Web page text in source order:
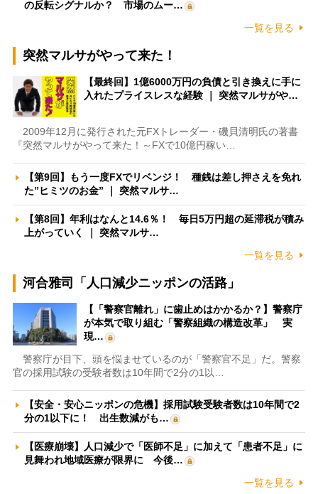
の反転シグナルか？ 市場のムー…
一覧を見る
突然マルサがやって来た！
【最終回】1億6000万円の負債と引き換えに手に
入れたプライスレスな経験 ｜ 突然マルサがや…
2009年12月に発行された元FXトレーダー・磯貝清明氏の著書
『突然マルサがやって来た！～FXで10億円稼い…
【第9回】もう一度FXでリベンジ！ 種銭は差し押さえを免れ
た”ヒミツのお金” ｜ 突然マルサ…
【第8回】年利はなんと14.6％！ 毎日5万円超の延滞税が積み
上がっていく ｜ 突然マルサ…
一覧を見る
河合雅司「人口減少ニッポンの活路」
【「警察官離れ」に歯止めはかかるか？】警察庁
が本気で取り組む「警察組織の構造改革」 実
現…
警察庁が目下、頭を悩ませているのが「警察官不足」だ。警察
官の採用試験の受験者数は10年間で2分の1以…
【安全・安心ニッポンの危機】採用試験受験者数は10年間で2
分の1以下に！ 出生数減がも…
【医療崩壊】人口減少で「医師不足」に加えて「患者不足」に
見舞われ地域医療が限界に 今後…
一覧を見る